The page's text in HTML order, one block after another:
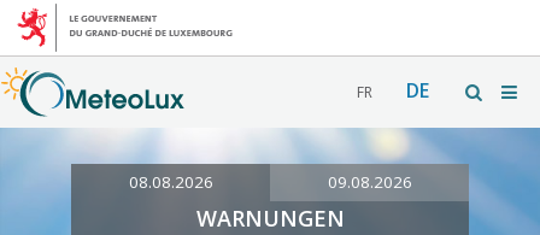
FR DE
08.08.2026 09.08.2026
WARNUNGEN